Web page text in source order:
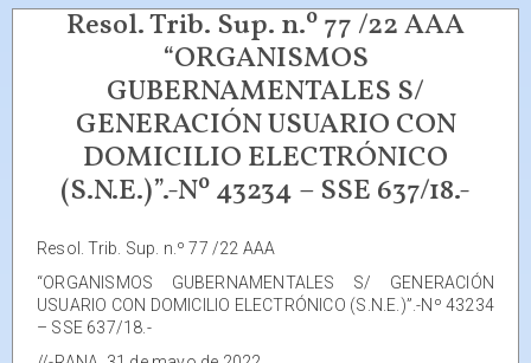
Resol. Trib. Sup. n.º 77 /22 AAA
“ORGANISMOS
GUBERNAMENTALES S/
GENERACIÓN USUARIO CON
DOMICILIO ELECTRÓNICO
(S.N.E.)”.-Nº 43234 – SSE 637/18.-
Resol. Trib. Sup. n.º 77 /22 AAA
“ORGANISMOS GUBERNAMENTALES S/ GENERACIÓN
USUARIO CON DOMICILIO ELECTRÓNICO (S.N.E.)”.-Nº 43234
– SSE 637/18.-